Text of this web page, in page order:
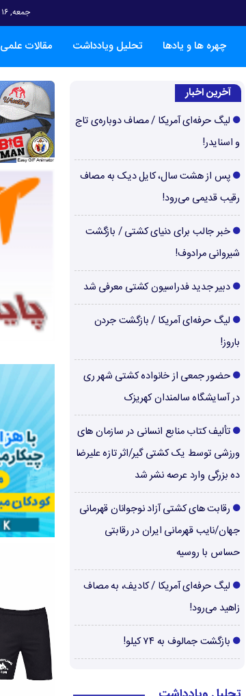
جمعه, ۱۶ مرداد , ۱۴۰۵
چهره ها و یادها تحلیل ویادداشت مقالات علمی
آخرین اخبار
لیگ حرفه‌ای آمریکا / مصاف دوباره‌ی تاج
و اسنایدر!
پس از هشت سال، کایل دیک به مصاف
رقیب قدیمی می‌رود!
خبر جالب برای دنیای کشتی / بازگشت
شیروانی مرادوف!
دبیر جدید فدراسیون کشتی معرفی شد
لیگ حرفه‌ای آمریکا / بازگشت جردن
باروز!
حضور جمعی از خانواده کشتی شهر ری
در آسایشگاه سالمندان کهریزک
تألیف کتاب منابع انسانی در سازمان های
ورزشی توسط یک کشتی گیر/اثر تازه علیرضا
ده بزرگی وارد عرصه نشر شد
رقابت های کشتی آزاد نوجوانان قهرمانی
جهان/نایب قهرمانی ایران در رقابتی
حساس با روسیه
لیگ حرفه‌ای آمریکا / کادیف، به مصاف
زاهید می‌رود!
بازگشت جمالوف به ۷۴ کیلو!